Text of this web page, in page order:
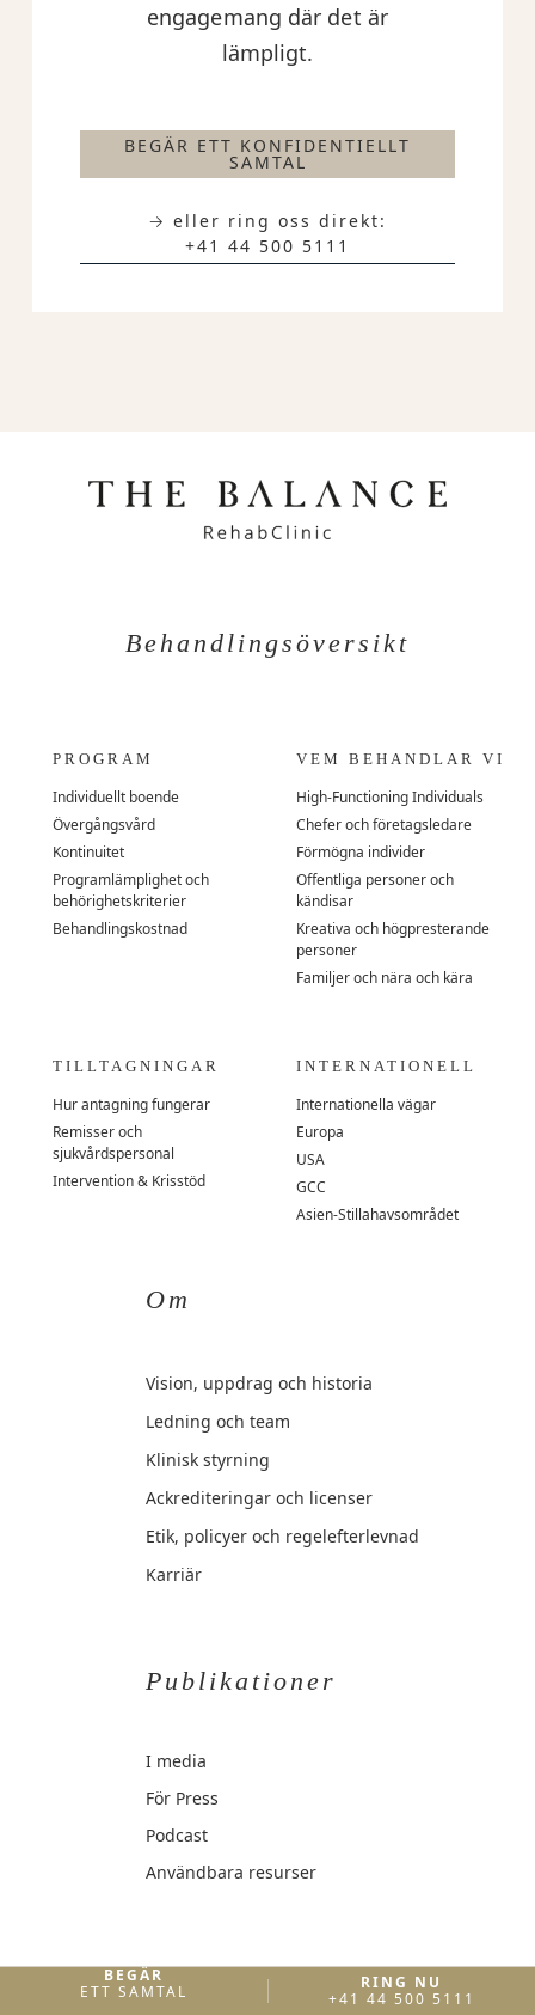
engagemang där det är
lämpligt.
BEGÄR ETT KONFIDENTIELLT
SAMTAL
→ eller ring oss direkt:
+41 44 500 5111
Behandlingsöversikt
PROGRAM
Individuellt boende
Övergångsvård
Kontinuitet
Programlämplighet och
behörighetskriterier
Behandlingskostnad
VEM BEHANDLAR VI
High-Functioning Individuals
Chefer och företagsledare
Förmögna individer
Offentliga personer och
kändisar
Kreativa och högpresterande
personer
Familjer och nära och kära
TILLTAGNINGAR
Hur antagning fungerar
Remisser och
sjukvårdspersonal
Intervention & Krisstöd
INTERNATIONELL
Internationella vägar
Europa
USA
GCC
Asien-Stillahavsområdet
Om
Vision, uppdrag och historia
Ledning och team
Klinisk styrning
Ackrediteringar och licenser
Etik, policyer och regelefterlevnad
Karriär
Publikationer
I media
För Press
Podcast
Användbara resurser
BEGÄR
ETT SAMTAL
RING NU
+41 44 500 5111